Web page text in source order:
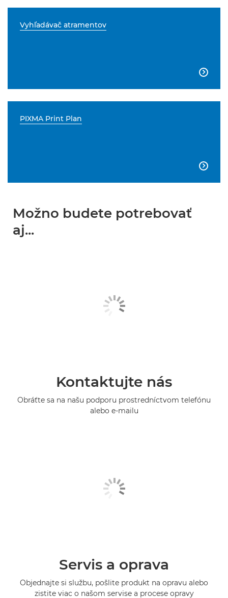
Vyhľadávač atramentov

PIXMA Print Plan

Možno budete potrebovať
aj...
Kontaktujte nás
Obráťte sa na našu podporu prostredníctvom telefónu
alebo e-mailu
Servis a oprava
Objednajte si službu, pošlite produkt na opravu alebo
zistite viac o našom servise a procese opravy